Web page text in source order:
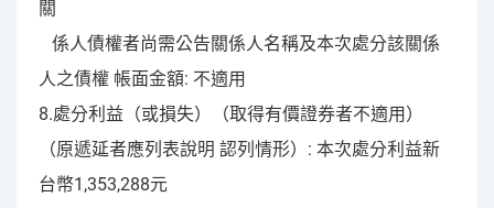
關
係人債權者尚需公告關係人名稱及本次處分該關係
人之債權 帳面金額: 不適用
8.處分利益（或損失）（取得有價證券者不適用）
（原遞延者應列表說明 認列情形）: 本次處分利益新
台幣1,353,288元